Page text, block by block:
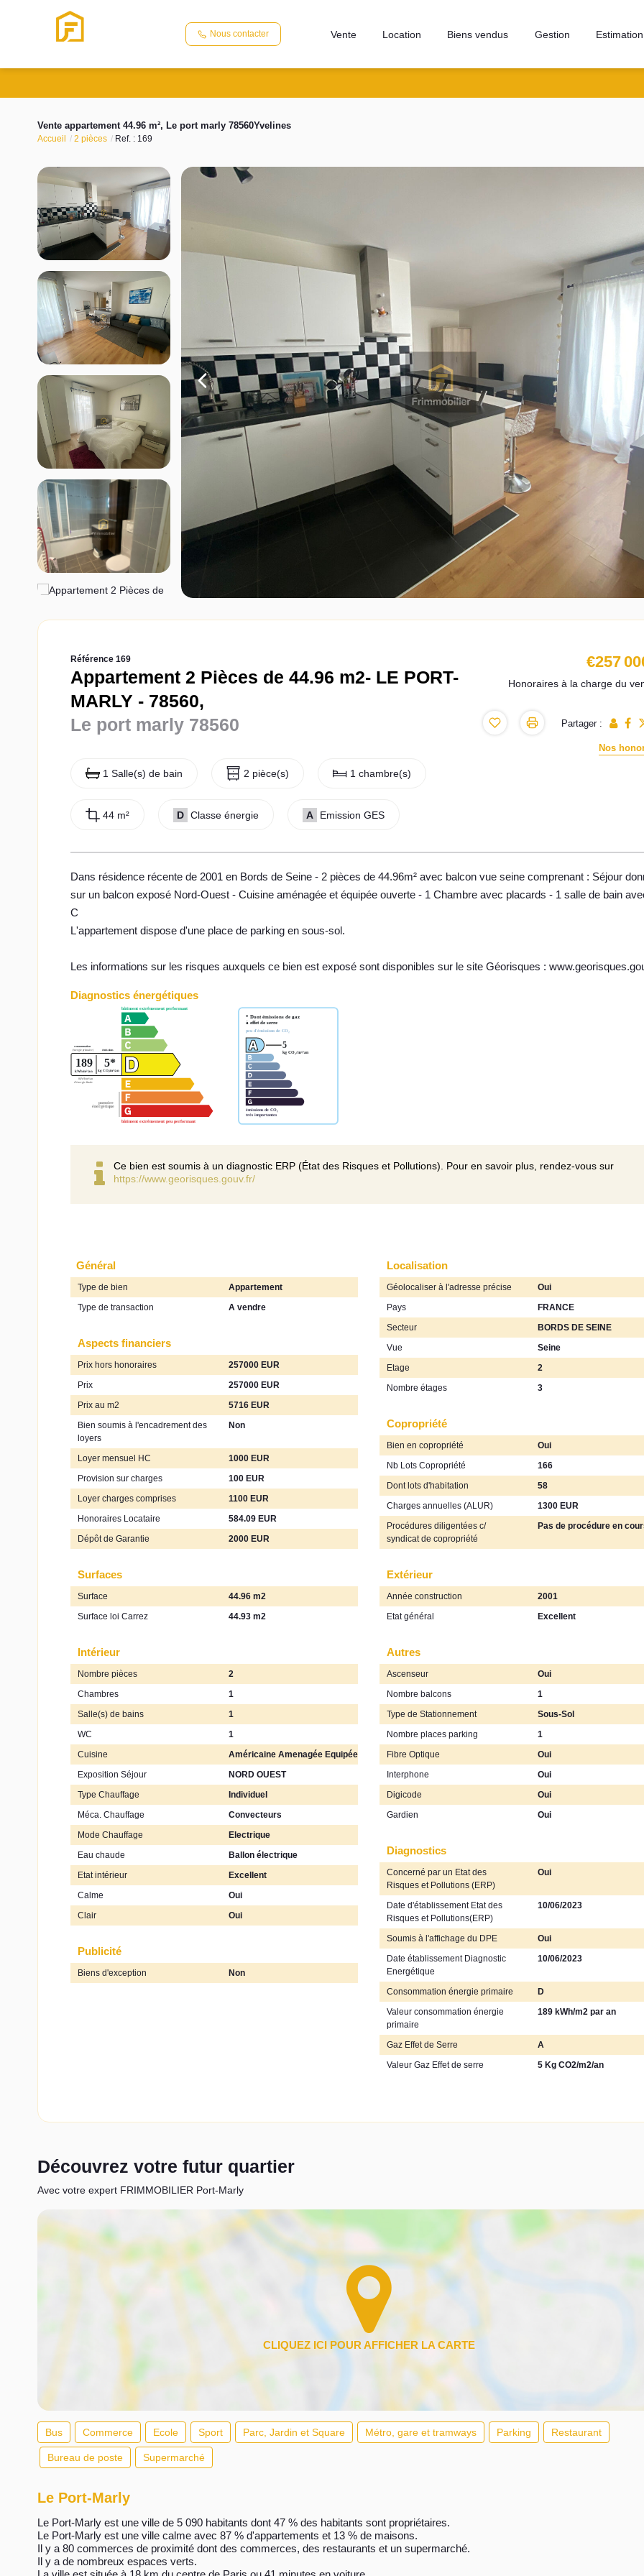
Nous contacter Vente Location Biens vendus Gestion Estimation
Vente appartement 44.96 m², Le port marly 78560Yvelines
Accueil 2 pièces Ref. : 169
Référence 169
Appartement 2 Pièces de 44.96 m2- LE PORT-
MARLY - 78560,
Le port marly 78560
1 Salle(s) de bain 2 pièce(s) 1 chambre(s)
44 m² D Classe énergie A Emission GES
€257
Honoraires à la charge du
Partager :
Nos
Dans résidence récente de 2001 en Bords de Seine - 2 pièces de 44.96m² avec balcon vue seine comprenant : Séjour
sur un balcon exposé Nord-Ouest - Cuisine aménagée et équipée ouverte - 1 Chambre avec placards - 1 salle de bain
C
L'appartement dispose d'une place de parking en sous-sol.
Les informations sur les risques auxquels ce bien est exposé sont disponibles sur le site Géorisques :
Diagnostics énergétiques
Ce bien est soumis à un diagnostic ERP (État des Risques et Pollutions). Pour en savoir plus, rendez-vous sur
https://www.georisques.gouv.fr/
Général
Type de bien
Appartement
Type de transaction
A vendre
Localisation
Géolocaliser à l'adresse précise
Oui
Pays
FRANCE
Secteur
BORDS DE SEINE
Vue
Seine
Etage
2
Nombre étages
3
Aspects financiers
Prix hors honoraires
257000 EUR
Prix
257000 EUR
Prix au m2
5716 EUR
Bien soumis à l'encadrement des
loyers
Non
Loyer mensuel HC
1000 EUR
Provision sur charges
100 EUR
Loyer charges comprises
1100 EUR
Honoraires Locataire
584.09 EUR
Dépôt de Garantie
2000 EUR
Copropriété
Bien en copropriété
Oui
Nb Lots Copropriété
166
Dont lots d'habitation
58
Charges annuelles (ALUR)
1300 EUR
Procédures diligentées c/
syndicat de copropriété
Pas de procédure en
Surfaces
Surface
44.96 m2
Surface loi Carrez
44.93 m2
Extérieur
Année construction
2001
Etat général
Excellent
Intérieur
Nombre pièces
2
Chambres
1
Salle(s) de bains
1
WC
1
Cuisine
Américaine Amenagée Equipée
Exposition Séjour
NORD OUEST
Type Chauffage
Individuel
Méca. Chauffage
Convecteurs
Mode Chauffage
Electrique
Eau chaude
Ballon électrique
Etat intérieur
Excellent
Calme
Oui
Clair
Oui
Autres
Ascenseur
Oui
Nombre balcons
1
Type de Stationnement
Sous-Sol
Nombre places parking
1
Fibre Optique
Oui
Interphone
Oui
Digicode
Oui
Gardien
Oui
Diagnostics
Concerné par un Etat des
Risques et Pollutions (ERP)
Oui
Date d'établissement Etat des
Risques et Pollutions(ERP)
10/06/2023
Soumis à l'affichage du DPE
Oui
Date établissement Diagnostic
Energétique
10/06/2023
Consommation énergie primaire
D
Valeur consommation énergie
primaire
189 kWh/m2 par an
Gaz Effet de Serre
A
Valeur Gaz Effet de serre
5 Kg CO2/m2/an
Publicité
Biens d'exception Non
Découvrez votre futur quartier
Avec votre expert FRIMMOBILIER Port-Marly
Bus Commerce Ecole Sport Parc, Jardin et Square Métro, gare et tramways Parking Restaurant
Bureau de poste Supermarché
Le Port-Marly
Le Port-Marly est une ville de 5 090 habitants dont 47 % des habitants sont propriétaires.
Le Port-Marly est une ville calme avec 87 % d'appartements et 13 % de maisons.
Il y a 80 commerces de proximité dont des commerces, des restaurants et un supermarché.
Il y a de nombreux espaces verts.